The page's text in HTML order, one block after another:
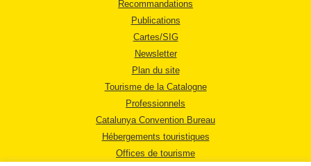
Recommandations
Publications
Cartes/SIG
Newsletter
Plan du site
Tourisme de la Catalogne
Professionnels
Catalunya Convention Bureau
Hébergements touristiques
Offices de tourisme